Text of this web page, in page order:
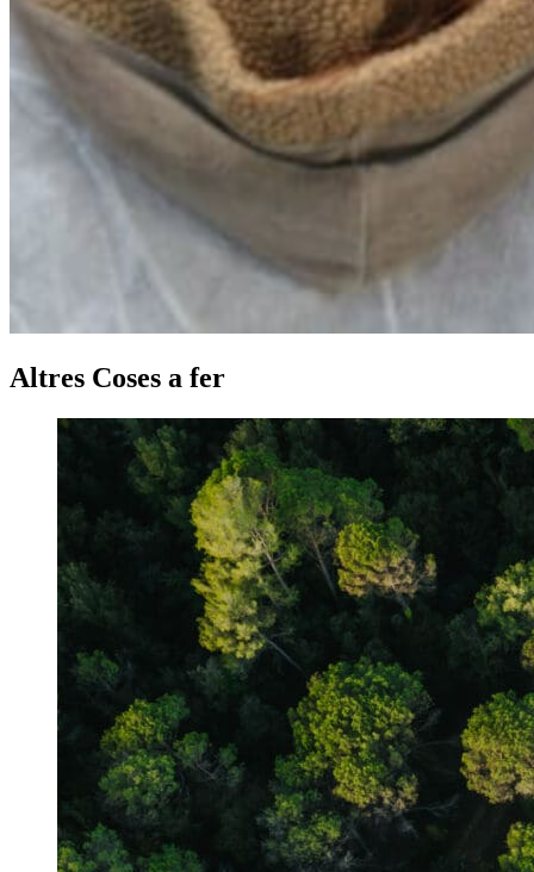
Altres Coses a fer